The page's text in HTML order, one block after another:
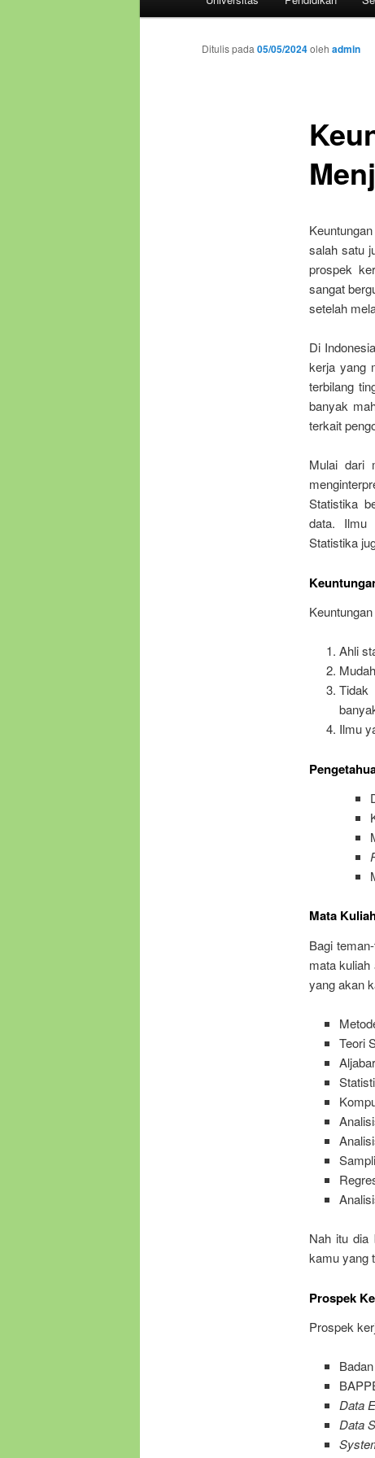
Ditulis pada05/05/2024oleh admin
salah satu
prospek
sangat
setelah
Di
kerja yang
terbilang
banyak
terkait
Mulai dari
Statistika
data. Ilmu
Statistika
Ahli
Tidak
Ilmu
Mata
Bagi
mata
yang akan
Teori
Nah itu dia
kamu yang
Prospek
Prospek
Data
Data